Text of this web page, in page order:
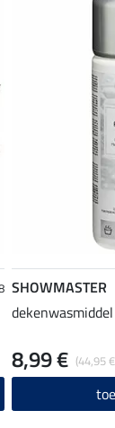
SHOWMASTER
(44,95
8,99 €